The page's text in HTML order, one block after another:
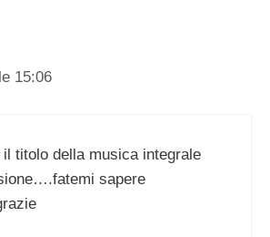
15:06
titolo della musica integrale
sapere